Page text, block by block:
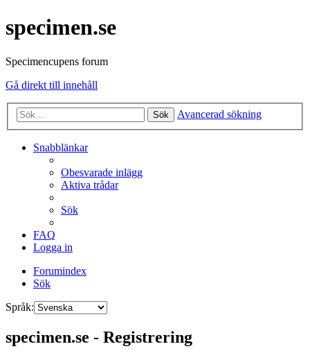
specimen.se
Specimencupens forum
Gå direkt till innehåll
Sök Avancerad sökning
Snabblänkar
Obesvarade inlägg
Aktiva trådar
Sök
FAQ
Logga in
Forumindex
Sök
Språk:
specimen.se - Registrering